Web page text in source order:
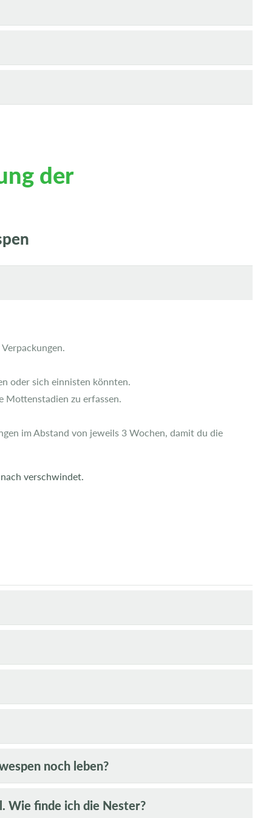
der
oder sich einnisten könnten.
Mottenstadien zu erfassen.
im Abstand von jeweils 3 Wochen, damit du die
verschwindet.
noch leben?
Wie finde ich die Nester?